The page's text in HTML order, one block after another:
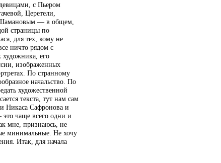
с Пьером
Церетели,
— в общем,
страницы по
для тех, кому не
ничто рядом с
его
изображенных
По странному
начальство. По
художественной
текста, тут нам сам
Никаса Сафронова и
чаще всего одни и
мне, признаюсь, не
минимальные. Не хочу
Итак, для начала